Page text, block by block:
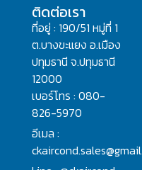
ติดต่อเรา
ที่อยู่ : 190/51 หมู่ที่ 1
ต.บางขะแยง อ.เมือง
ปทุมธานี จ.ปทุมธานี
12000
เบอร์โทร : 080-
826-5970
อีเมล :